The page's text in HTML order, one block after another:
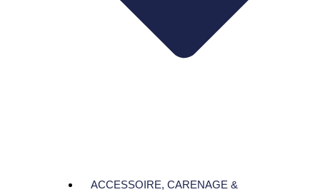
ACCESSOIRE, CARENAGE &